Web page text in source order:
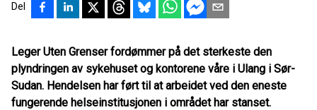
Del
Leger Uten Grenser fordømmer på det sterkeste den
plyndringen av sykehuset og kontorene våre i Ulang i Sør-
Sudan. Hendelsen har ført til at arbeidet ved den eneste
fungerende helseinstitusjonen i området har stanset.